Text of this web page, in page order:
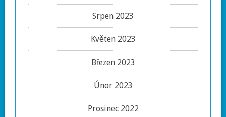
Srpen 2023
Květen 2023
Březen 2023
Únor 2023
Prosinec 2022